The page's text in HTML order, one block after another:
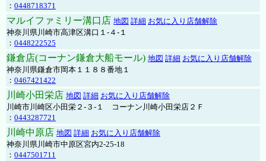
： 0448718371
マルイファミリー溝口店 地図 詳細 お気に入り店舗解除
神奈川県川崎市高津区溝口１-４-１
： 0448222525
鎌倉店(コーナン鎌倉大船モール) 地図 詳細 お気に入り店舗解除
神奈川県鎌倉市岡本１１８８番地１
： 0467421422
川崎小田栄店 地図 詳細 お気に入り店舗解除
川崎市川崎区小田栄２‐３‐１ コーナン川崎小田栄店２Ｆ
： 0443287721
川崎中原店 地図 詳細 お気に入り店舗解除
神奈川県川崎市中原区宮内2-25-18
： 0447501711